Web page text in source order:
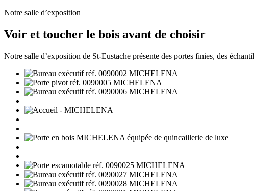
Notre salle d’exposition
Voir et toucher le bois avant de choisir
Notre salle d’exposition de St-Eustache présente des portes finies, des